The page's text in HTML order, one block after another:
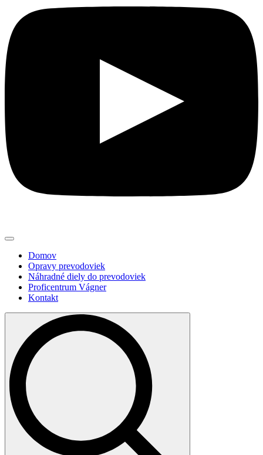
Domov
Opravy prevodoviek
Náhradné diely do prevodoviek
Proficentrum Vágner
Kontakt